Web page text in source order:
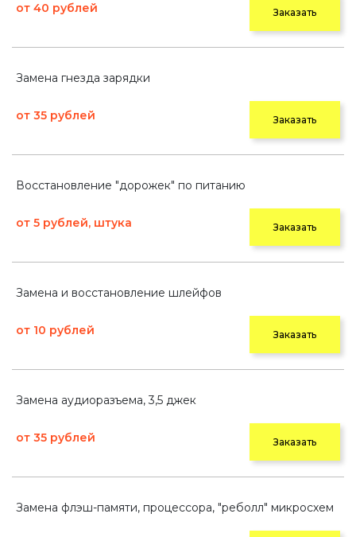
от 40 рублей Заказать
Замена гнезда зарядки
от 35 рублей Заказать
Восстановление "дорожек" по питанию
от 5 рублей, штука Заказать
Замена и восстановление шлейфов
от 10 рублей Заказать
Замена аудиоразъема, 3,5 джек
от 35 рублей Заказать
Замена флэш-памяти, процессора, "реболл" микросхем